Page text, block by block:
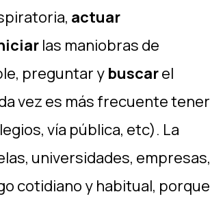
actuar
las maniobras de
preguntar y buscarel
vez es más frecuente tener
vía pública, etc). La
universidades, empresas,
cotidiano y habitual, porque